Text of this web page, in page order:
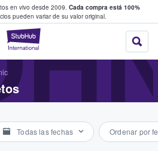
en vivo desde 2009. Cada compra está 100%
pueden variar de su valor original.
StubHub: donde
venden boletos
Todas las fechas Ordenar por